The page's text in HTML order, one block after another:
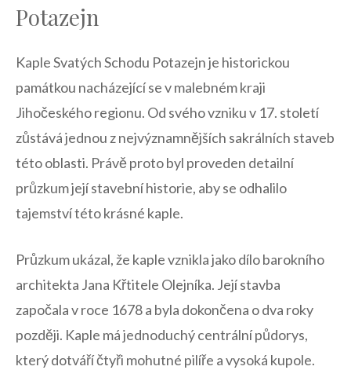
Potazejn
Kaple Svatých Schodu Potazejn je historickou
⁤památkou nacházející se v malebném kraji
Jihočeského regionu. Od svého vzniku v 17. století
zůstává jednou z nejvýznamnějších sakrálních staveb
‍této oblasti. Právě proto byl proveden‌ detailní⁣
průzkum její stavební historie, aby se ‍odhalilo
tajemství této krásné kaple.
Průzkum ukázal, že kaple‍ vznikla jako dílo barokního
architekta Jana ⁢Křtitele Olejníka. Její stavba
započala ‌v roce 1678⁤ a byla dokončena o dva roky
⁤později. ‌Kaple má jednoduchý centrální⁢ půdorys,
který dotváří čtyři mohutné pilíře a vysoká kupole.